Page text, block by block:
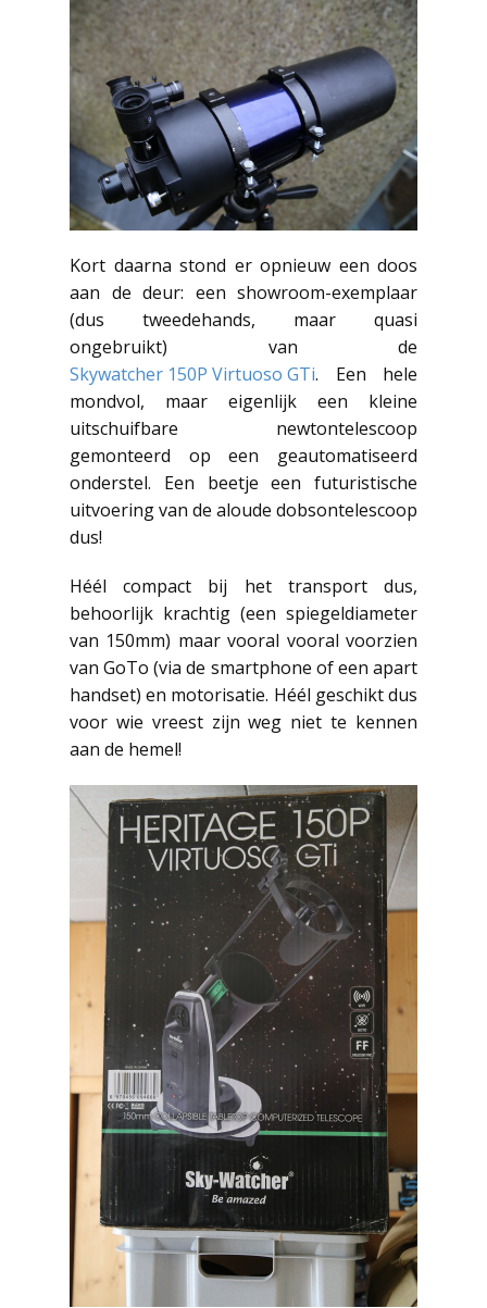
Kort daarna stond er opnieuw een doos
aan de deur: een showroom-exemplaar
(dus tweedehands, maar quasi
ongebruikt) van de
Skywatcher 150P Virtuoso GTi. Een hele
mondvol, maar eigenlijk een kleine
uitschuifbare newtontelescoop
gemonteerd op een geautomatiseerd
onderstel. Een beetje een futuristische
uitvoering van de aloude dobsontelescoop
dus!
Héél compact bij het transport dus,
behoorlijk krachtig (een spiegeldiameter
van 150mm) maar vooral vooral voorzien
van GoTo (via de smartphone of een apart
handset) en motorisatie. Héél geschikt dus
voor wie vreest zijn weg niet te kennen
aan de hemel!